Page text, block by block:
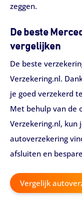
zeggen.
De beste
vergelijken
De beste
Verzekering.nl.
je goed verzekerd
Met behulp van de
Verzekering.nl, kun
autoverzekering
afsluiten en
Vergelijk